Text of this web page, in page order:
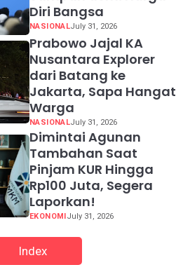
Diri Bangsa
NASIONALJuly 31, 2026
Prabowo Jajal KA
Nusantara Explorer
dari Batang ke
Jakarta, Sapa Hangat
Warga
NASIONALJuly 31, 2026
Dimintai Agunan
Tambahan Saat
Pinjam KUR Hingga
Rp100 Juta, Segera
Laporkan!
EKONOMI July 31, 2026
Index